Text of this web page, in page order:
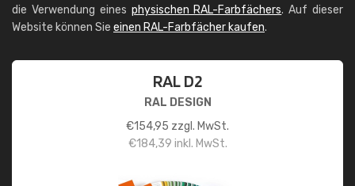
die Verwendung eines physischen RAL-Farbfächers. Auf dieser
Website können Sie einen RAL-Farbfächer kaufen.
RAL D2
RAL DESIGN
€154,95 zzgl. MwSt.
€184,39 inkl. MwSt.